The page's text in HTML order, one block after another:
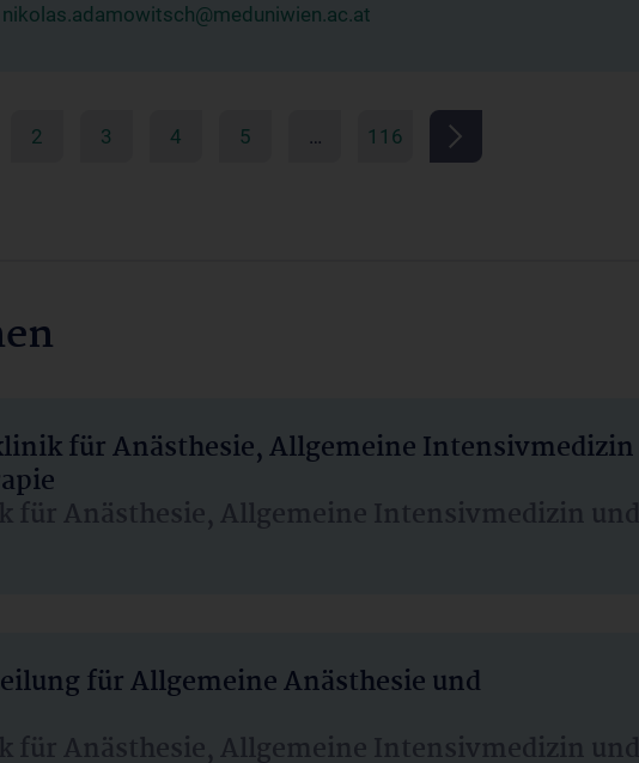
nikolas.adamowitsch@meduniwien.ac.at
2 3 4 5 … 116
für Anästhesie, Allgemeine Intensivmedizin
Anästhesie, Allgemeine Intensivmedizin und
für Allgemeine Anästhesie und
Anästhesie, Allgemeine Intensivmedizin und